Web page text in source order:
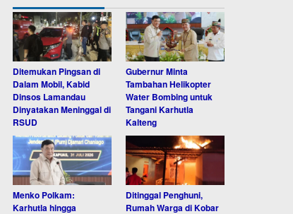
Ditemukan Pingsan di
Dalam Mobil, Kabid
Dinsos Lamandau
Dinyatakan Meninggal di
RSUD
Gubernur Minta
Tambahan Helikopter
Water Bombing untuk
Tangani Karhutla
Kalteng
Menko Polkam:
Karhutla hingga
Ditinggal Penghuni,
Rumah Warga di Kobar